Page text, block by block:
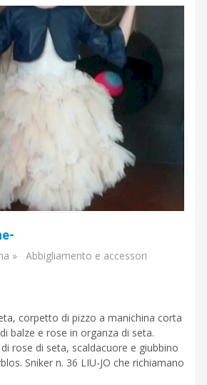
»
Abbigliamento e accessori
corpetto di pizzo a manichina corta
balze e rose in organza di seta.
rose di seta, scaldacuore e giubbino
Sniker n. 36 LIU-JO che richiamano